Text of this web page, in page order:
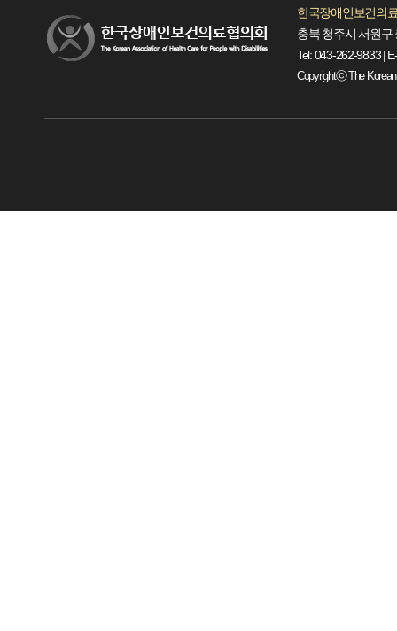
한국장애인보건의
충북 청주시 서원구
Tel: 043-262-9833 |
Copyrightⓒ The Korean